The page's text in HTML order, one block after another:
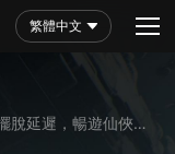
繁體中文
脫延遲，暢遊仙俠世